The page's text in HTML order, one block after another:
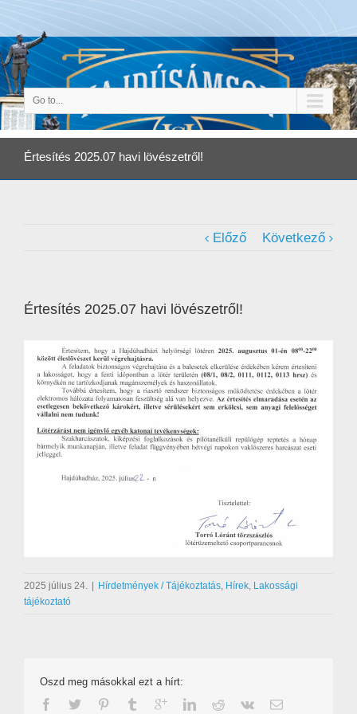
Go to...
Értesítés 2025.07 havi lövészetről!
Előző Következő
Értesítés 2025.07 havi lövészetről!
2025 július 24. | Hírdetmények / Tájékoztatás Hírek Lakossági
tájékoztató
Oszd meg másokkal ezt a hírt: